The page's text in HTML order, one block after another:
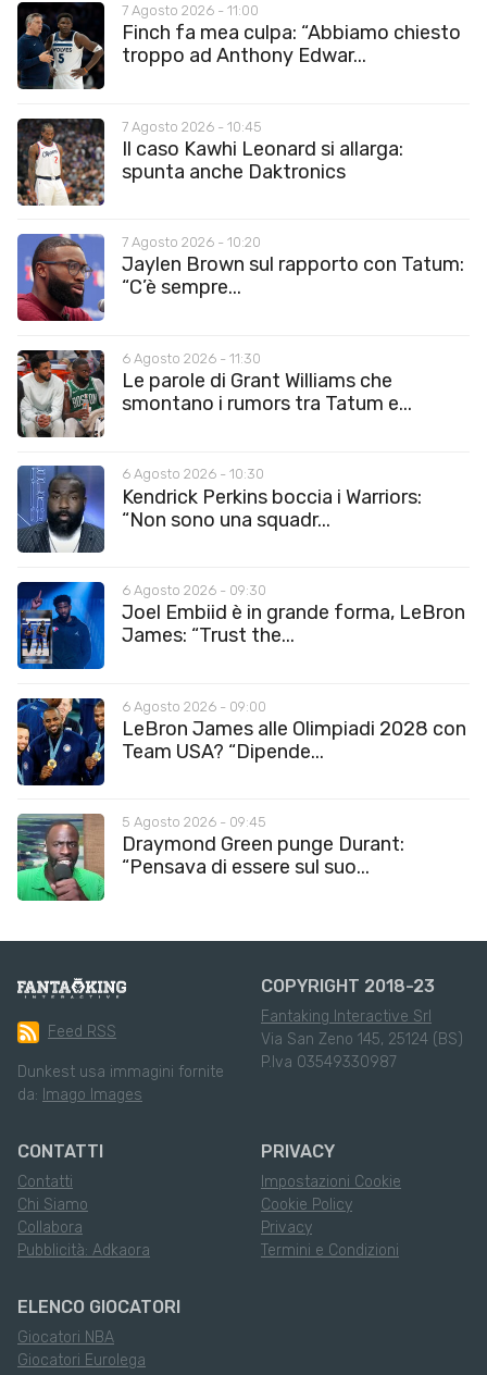
7 Agosto 2026 - 11:00
Finch fa mea culpa: “Abbiamo chiesto
troppo ad Anthony Edwar...
7 Agosto 2026 - 10:45
Il caso Kawhi Leonard si allarga:
spunta anche Daktronics
7 Agosto 2026 - 10:20
Jaylen Brown sul rapporto con Tatum:
“C’è sempre...
6 Agosto 2026 - 11:30
Le parole di Grant Williams che
smontano i rumors tra Tatum e...
6 Agosto 2026 - 10:30
Kendrick Perkins boccia i Warriors:
“Non sono una squadr...
6 Agosto 2026 - 09:30
Joel Embiid è in grande forma, LeBron
James: “Trust the...
6 Agosto 2026 - 09:00
LeBron James alle Olimpiadi 2028 con
Team USA? “Dipende...
5 Agosto 2026 - 09:45
Draymond Green punge Durant:
“Pensava di essere sul suo...
Feed RSS
Dunkest usa immagini fornite
da: Imago Images
COPYRIGHT 2018-23
Fantaking Interactive Srl
Via San Zeno 145, 25124 (BS)
P.Iva 03549330987
CONTATTI
Contatti
Chi Siamo
Collabora
Pubblicità: Adkaora
PRIVACY
Impostazioni Cookie
Cookie Policy
Privacy
Termini e Condizioni
ELENCO GIOCATORI
Giocatori NBA
Giocatori Eurolega